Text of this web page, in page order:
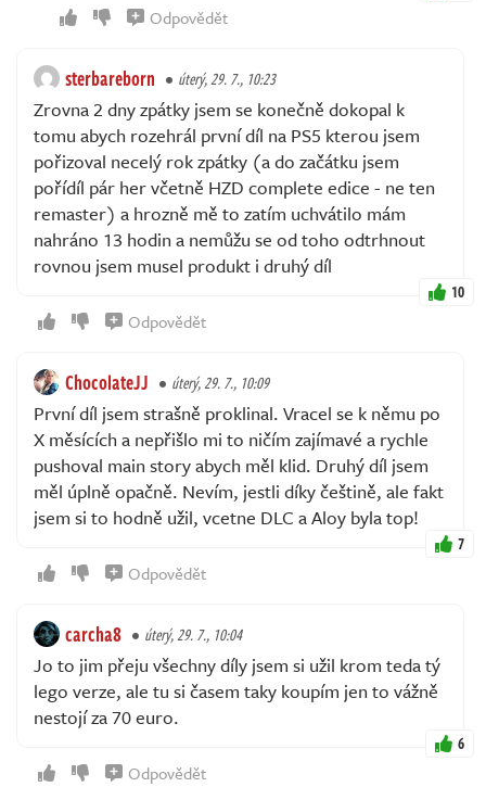
Odpovědět
sterbareborn úterý, 29. 7., 10:23
Zrovna 2 dny zpátky jsem se konečně dokopal k
tomu abych rozehrál první díl na PS5 kterou jsem
pořizoval necelý rok zpátky (a do začátku jsem
pořídíl pár her včetně HZD complete edice - ne ten
remaster) a hrozně mě to zatím uchvátilo mám
nahráno 13 hodin a nemůžu se od toho odtrhnout
rovnou jsem musel produkt i druhý díl
10
Odpovědět
ChocolateJJ úterý, 29. 7., 10:09
První díl jsem strašně proklinal. Vracel se k němu po
X měsících a nepřišlo mi to ničím zajímavé a rychle
pushoval main story abych měl klid. Druhý díl jsem
měl úplně opačně. Nevím, jestli díky češtině, ale fakt
jsem si to hodně užil, vcetne DLC a Aloy byla top!
7
Odpovědět
carcha8 úterý, 29. 7., 10:04
Jo to jim přeju všechny díly jsem si užil krom teda tý
lego verze, ale tu si časem taky koupím jen to vážně
nestojí za 70 euro.
6
Odpovědět